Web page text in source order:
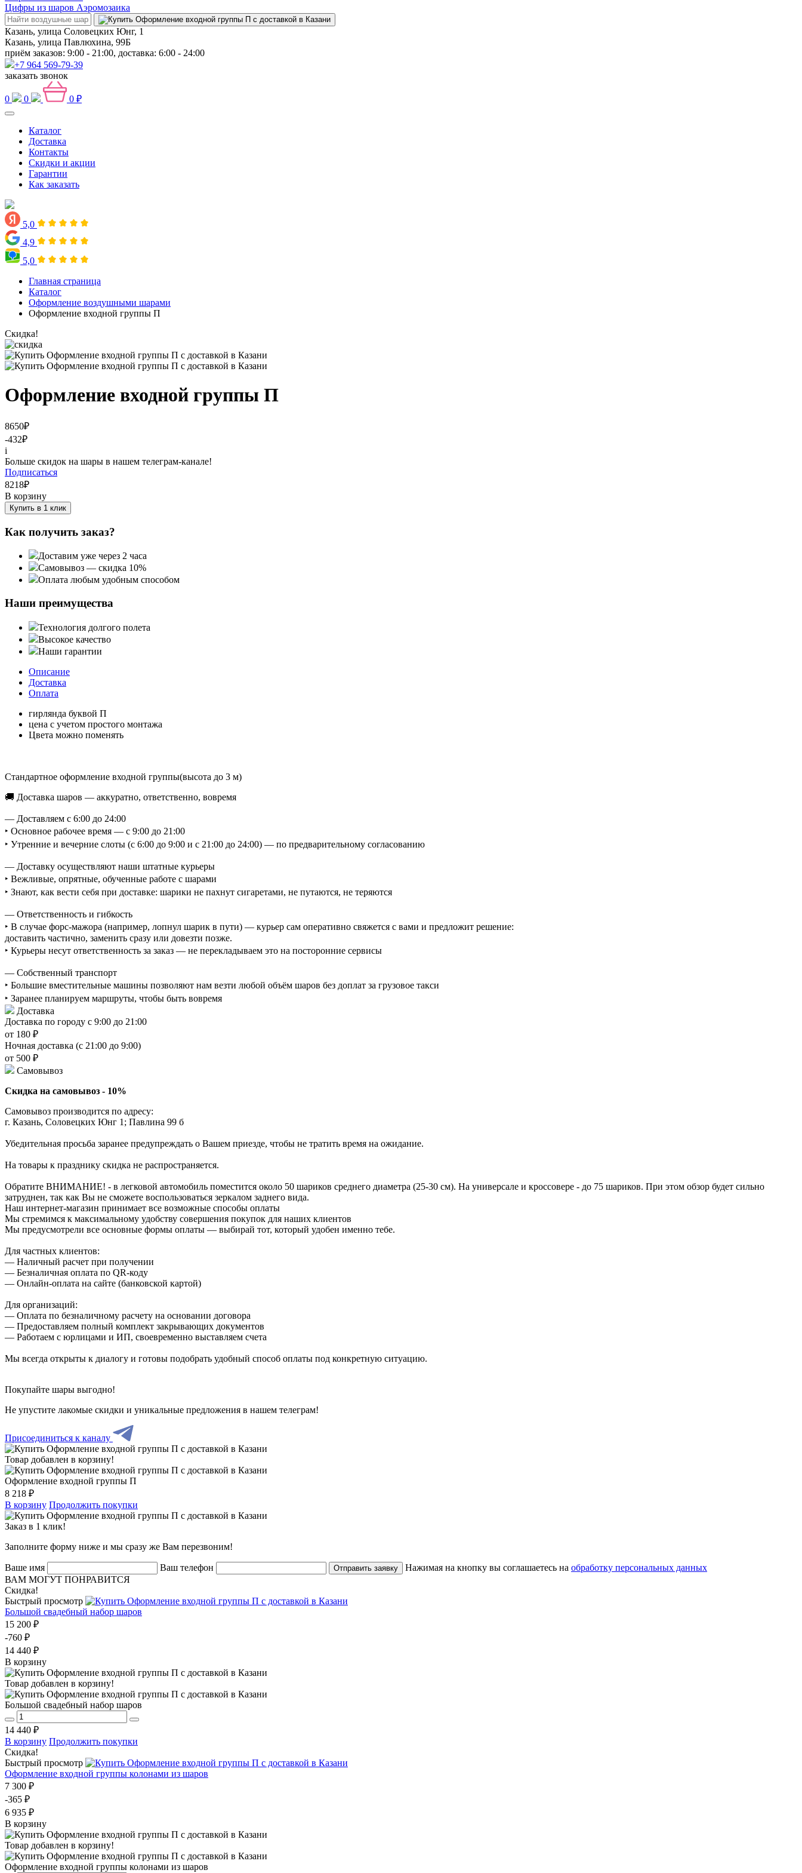
Цифры из шаров Аэромозаика
Казань, улица Соловецких Юнг, 1
Казань, улица Павлюхина, 99Б
приём заказов: 9:00 - 21:00, доставка: 6:00 - 24:00
+7 964 569-79-39
заказать звонок
0 0 0 ₽
Каталог
Доставка
Контакты
Скидки и акции
Гарантии
Как заказать
5,0
4,9
5,0
Главная страница
Каталог
Оформление воздушными шарами
Оформление входной группы П
Скидка!
Оформление входной группы П
8650₽
-432₽
i
Больше скидок на шары в нашем телеграм-канале!
Подписаться
8218₽
В корзину
Купить в 1 клик
Как получить заказ?
Доставим уже через 2 часа
Самовывоз — скидка 10%
Оплата любым удобным способом
Наши преимущества
Технология долгого полета
Высокое качество
Наши гарантии
Описание
Доставка
Оплата
гирлянда буквой П
цена с учетом простого монтажа
Цвета можно поменять
Стандартное оформление входной группы(высота до 3 м)
🚚 Доставка шаров — аккуратно, ответственно, вовремя
— Доставляем с 6:00 до 24:00
‣ Основное рабочее время — с 9:00 до 21:00
‣ Утренние и вечерние слоты (с 6:00 до 9:00 и с 21:00 до 24:00) — по предварительному согласованию
— Доставку осуществляют наши штатные курьеры
‣ Вежливые, опрятные, обученные работе с шарами
‣ Знают, как вести себя при доставке: шарики не пахнут сигаретами, не путаются, не теряются
— Ответственность и гибкость
‣ В случае форс-мажора (например, лопнул шарик в пути) — курьер сам оперативно свяжется с вами и предложит решение:
доставить частично, заменить сразу или довезти позже.
‣ Курьеры несут ответственность за заказ — не перекладываем это на посторонние сервисы
— Собственный транспорт
‣ Большие вместительные машины позволяют нам везти любой объём шаров без доплат за грузовое такси
‣ Заранее планируем маршруты, чтобы быть вовремя
Доставка
Доставка по городу с 9:00 до 21:00
от 180 ₽
Ночная доставка (с 21:00 до 9:00)
от 500 ₽
Самовывоз
Скидка на самовывоз - 10%
Самовывоз производится по адресу:
г. Казань, Соловецких Юнг 1; Павлина 99 б
Убедительная просьба заранее предупреждать о Вашем приезде, чтобы не тратить время на ожидание.
На товары к празднику скидка не распространяется.
Обратите ВНИМАНИЕ! - в легковой автомобиль поместится около 50 шариков среднего диаметра (25-30 см). На универсале и кроссовере - до 75 шариков. При этом обзор будет сильно
затруднен, так как Вы не сможете воспользоваться зеркалом заднего вида.
Наш интернет-магазин принимает все возможные способы оплаты
Мы стремимся к максимальному удобству совершения покупок для наших клиентов
Мы предусмотрели все основные формы оплаты — выбирай тот, который удобен именно тебе.
Для частных клиентов:
— Наличный расчет при получении
— Безналичная оплата по QR-коду
— Онлайн-оплата на сайте (банковской картой)
Для организаций:
— Оплата по безналичному расчету на основании договора
— Предоставляем полный комплект закрывающих документов
— Работаем с юрлицами и ИП, своевременно выставляем счета
Мы всегда открыты к диалогу и готовы подобрать удобный способ оплаты под конкретную ситуацию.
Покупайте шары выгодно!
Не упустите лакомые скидки и уникальные предложения в нашем телеграм!
Присоединиться к каналу
Товар добавлен в корзину!
Оформление входной группы П
8 218 ₽
В корзину Продолжить покупки
Заказ в 1 клик!
Заполните форму ниже и мы сразу же Вам перезвоним!
Ваше имя Ваш телефон Отправить заявку Нажимая на кнопку вы соглашаетесь на обработку персональных данных
ВАМ МОГУТ ПОНРАВИТСЯ
Скидка!
Быстрый просмотр
Большой свадебный набор шаров
15 200 ₽
-760 ₽
14 440 ₽
В корзину
Товар добавлен в корзину!
Большой свадебный набор шаров
14 440 ₽
В корзину Продолжить покупки
Скидка!
Быстрый просмотр
Оформление входной группы колонами из шаров
7 300 ₽
-365 ₽
6 935 ₽
В корзину
Товар добавлен в корзину!
Оформление входной группы колонами из шаров